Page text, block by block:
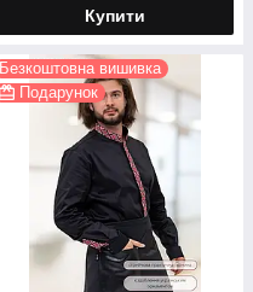
Купити
Безкоштовна вишивка
Подарунок